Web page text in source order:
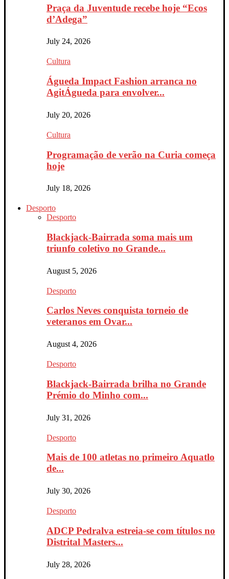
Praça da Juventude recebe hoje “Ecos
d’Adega”
July 24, 2026
Cultura
Águeda Impact Fashion arranca no
AgitÁgueda para envolver...
July 20, 2026
Cultura
Programação de verão na Curia começa
hoje
July 18, 2026
Desporto
Desporto
Blackjack-Bairrada soma mais um
triunfo coletivo no Grande...
August 5, 2026
Desporto
Carlos Neves conquista torneio de
veteranos em Ovar...
August 4, 2026
Desporto
Blackjack-Bairrada brilha no Grande
Prémio do Minho com...
July 31, 2026
Desporto
Mais de 100 atletas no primeiro Aquatlo
de...
July 30, 2026
Desporto
ADCP Pedralva estreia-se com títulos no
Distrital Masters...
July 28, 2026